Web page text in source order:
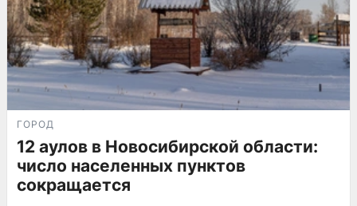
ГОРОД
12 аулов в Новосибирской области:
число населенных пунктов
сокращается